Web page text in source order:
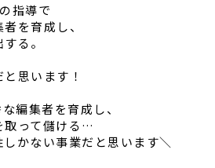
指導で
を育成し、
る。
思います！
編集者を育成し、
取って儲ける…
かない事業だと思います＼